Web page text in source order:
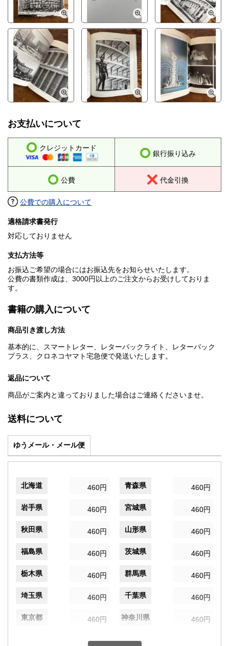
お支払いについて
クレジットカード
銀行振り込み
公費 代金引換
公費での購入について
適格請求書発行
対応しておりません
支払方法等
お振込ご希望の場合にはお振込先をお知らせいたします。
公費の書類作成は、3000円以上のご注文からお受けしておりま
す。
書籍の購入について
商品引き渡し方法
基本的に、スマートレター、レターパックライト、レターパック
プラス、クロネコヤマト宅急便で発送いたします。
返品について
商品がご案内と違っておりました場合はご連絡くださいませ。
送料について
ゆうメール・メール便
北海道 460円 青森県 460円
岩手県 460円 宮城県 460円
秋田県 460円 山形県 460円
福島県 460円 茨城県 460円
栃木県 460円 群馬県 460円
埼玉県 460円 千葉県 460円
東京都 460円 神奈川県 460円
460円 富山県